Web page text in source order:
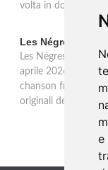
e
volta in doppio
Les Négresses
Les Négresses
aprile 2026
chanson francese e
originali della scena